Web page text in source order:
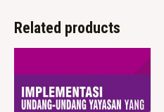
Related products